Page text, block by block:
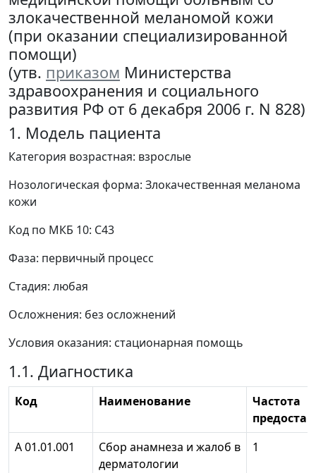
злокачественной меланомой кожи
(при оказании специализированной
помощи)
(утв. приказом Министерства
здравоохранения и социального
развития РФ от 6 декабря 2006 г. N 828)
1. Модель пациента
Категория возрастная: взрослые
Нозологическая форма: Злокачественная меланома
кожи
Код по МКБ 10: С43
Фаза: первичный процесс
Стадия: любая
Осложнения: без осложнений
Условия оказания: стационарная помощь
1.1. Диагностика
Код Наименование
Частота
A 01.01.001
Сбор анамнеза и жалоб в
дерматологии
1